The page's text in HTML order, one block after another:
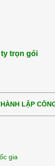
trọn gói
LẬP
thông tin